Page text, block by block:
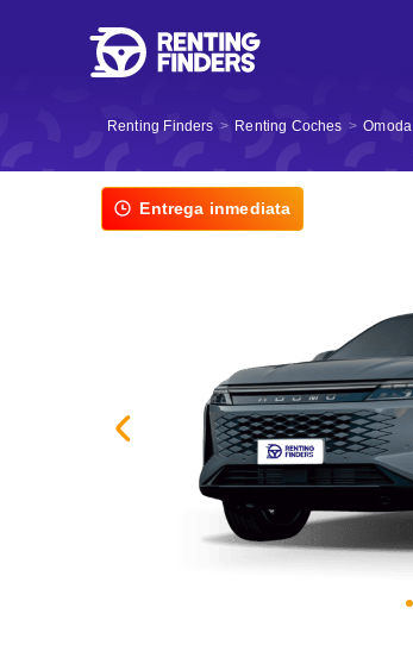
Renting Finders > Renting Coches > Omoda
Entrega inmediata